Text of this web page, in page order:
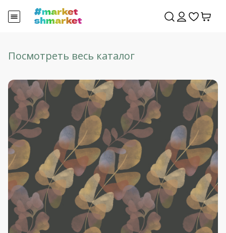
Посмотреть весь каталог